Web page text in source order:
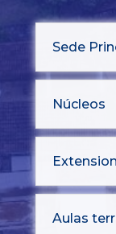
Sede
Núcleos
Aulas